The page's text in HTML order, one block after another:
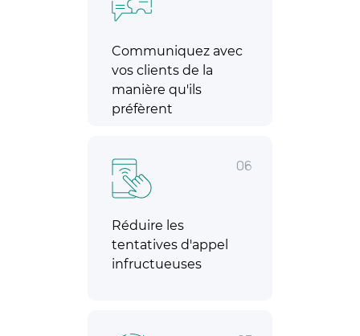
Communiquez avec
vos clients de la
manière qu'ils
préfèrent
06
Réduire les
tentatives d'appel
infructueuses